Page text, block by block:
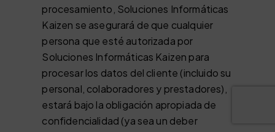
procesamiento, Soluciones Informáticas
Kaizen se asegurará de que cualquier
persona que esté autorizada por
Soluciones Informáticas Kaizen para
procesar los datos del cliente (incluido su
personal, colaboradores y prestadores),
estará bajo la obligación apropiada de
confidencialidad (ya sea un deber